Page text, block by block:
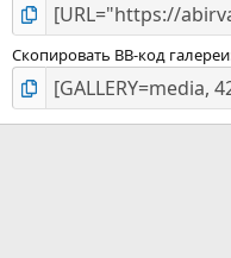
Скопировать BB-код галереи